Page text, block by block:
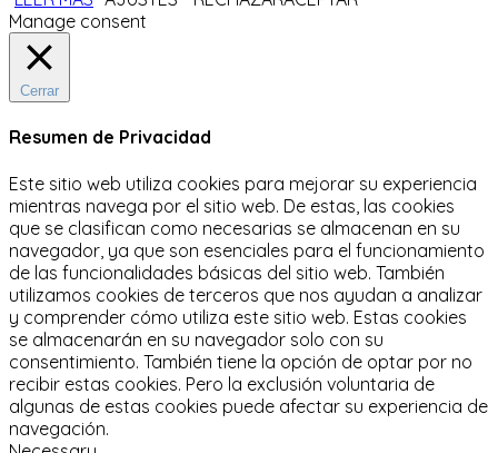
Manage consent
Cerrar
Resumen de Privacidad
Este sitio web utiliza cookies para mejorar su experiencia
mientras navega por el sitio web. De estas, las cookies
que se clasifican como necesarias se almacenan en su
navegador, ya que son esenciales para el funcionamiento
de las funcionalidades básicas del sitio web. También
utilizamos cookies de terceros que nos ayudan a analizar
y comprender cómo utiliza este sitio web. Estas cookies
se almacenarán en su navegador solo con su
consentimiento. También tiene la opción de optar por no
recibir estas cookies. Pero la exclusión voluntaria de
algunas de estas cookies puede afectar su experiencia de
navegación.